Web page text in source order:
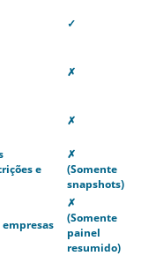
✓
✗
✗
e
✗
(Somente
snapshots)
✗
(Somente
painel
resumido)